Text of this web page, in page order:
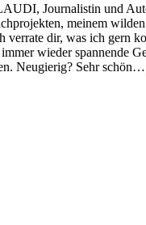
Journalistin und
meinem
verrate dir, was ich gern
wieder spannende
Neugierig? Sehr schön…